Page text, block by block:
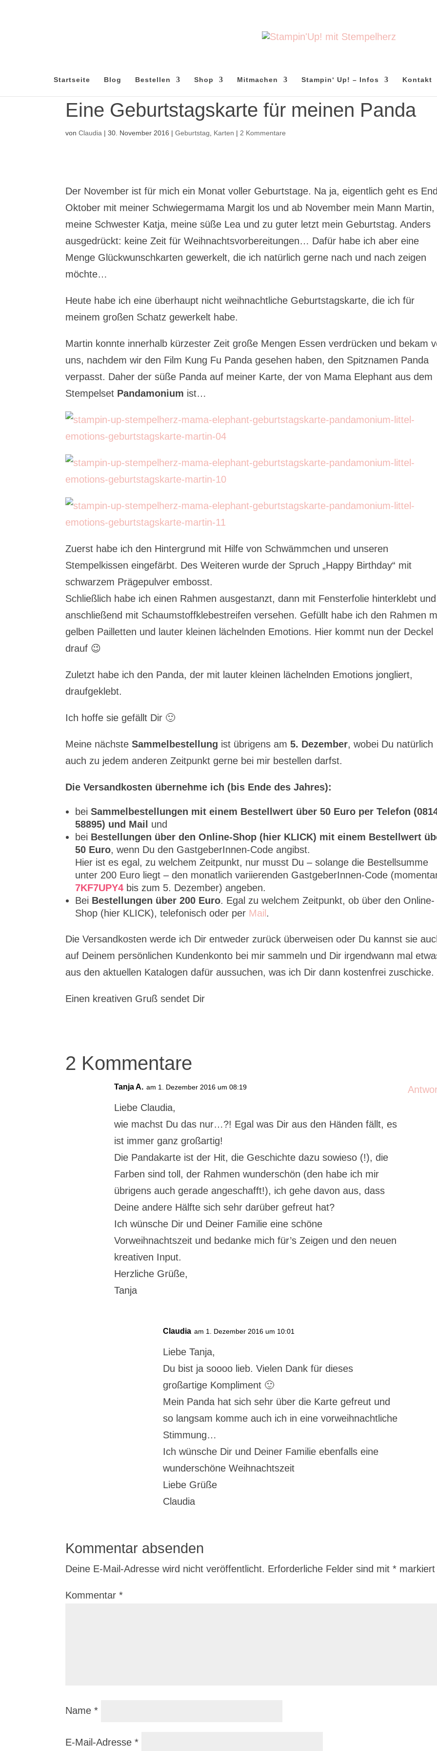
Startseite Blog Bestellen Shop Mitmachen Stampin‘ Up! – Infos Kontakt
Eine Geburtstagskarte für meinen Panda
vonClaudia |30. November 2016 |Geburtstag Karten | 2 Kommentare
Der November ist für mich ein Monat voller Geburtstage. Na ja, eigentlich geht es
Oktober mit meiner Schwiegermama Margit los und ab November mein Mann Martin,
meine Schwester Katja, meine süße Lea und zu guter letzt mein Geburtstag. Anders
ausgedrückt: keine Zeit für Weihnachtsvorbereitungen… Dafür habe ich aber eine
Menge Glückwunschkarten gewerkelt, die ich natürlich gerne nach und nach zeigen
möchte…
Heute habe ich eine überhaupt nicht weihnachtliche Geburtstagskarte, die ich für
meinem großen Schatz gewerkelt habe.
Martin konnte innerhalb kürzester Zeit große Mengen Essen verdrücken und bekam
uns, nachdem wir den Film Kung Fu Panda gesehen haben, den Spitznamen Panda
verpasst. Daher der süße Panda auf meiner Karte, der von Mama Elephant aus dem
Stempelset Pandamonium ist…
Zuerst habe ich den Hintergrund mit Hilfe von Schwämmchen und unseren
Stempelkissen eingefärbt. Des Weiteren wurde der Spruch „Happy Birthday“ mit
schwarzem Prägepulver embosst.
Schließlich habe ich einen Rahmen ausgestanzt, dann mit Fensterfolie hinterklebt und
anschließend mit Schaumstoffklebestreifen versehen. Gefüllt habe ich den Rahmen
gelben Pailletten und lauter kleinen lächelnden Emotions. Hier kommt nun der Deckel
drauf 😉
Zuletzt habe ich den Panda, der mit lauter kleinen lächelnden Emotions jongliert,
draufgeklebt.
Ich hoffe sie gefällt Dir 🙂
Meine nächsteSammelbestellung ist übrigens am5. Dezember, wobei Du natürlich
auch zu jedem anderen Zeitpunkt gerne bei mir bestellen darfst.
Die Versandkosten übernehme ich (bis Ende des Jahres):
beiSammelbestellungen mit einem Bestellwert über 50 Euro per Telefon
58895) und Mail und
bei Bestellungen über den Online-Shop (hier KLICK) mit einem Bestellwert
50 Euro, wenn Du den GastgeberInnen-Code angibst.
Hier ist es egal, zu welchem Zeitpunkt, nur musst Du – solange die Bestellsumme
unter 200 Euro liegt – den monatlich variierenden GastgeberInnen-Code
7KF7UPY4 bis zum 5. Dezember) angeben.
Bei Bestellungen über 200 Euro. Egal zu welchem Zeitpunkt, ob über den Online-
Shop (hier KLICK), telefonisch oder per Mail .
Die Versandkosten werde ich Dir entweder zurück überweisen oder Du kannst sie
auf Deinem persönlichen Kundenkonto bei mir sammeln und Dir irgendwann mal
aus den aktuellen Katalogen dafür aussuchen, was ich Dir dann kostenfrei zuschicke.
Einen kreativen Gruß sendet Dir
2 Kommentare
Tanja A. am 1. Dezember 2016 um 08:19
Liebe Claudia,
wie machst Du das nur…?! Egal was Dir aus den Händen fällt, es
ist immer ganz großartig!
Die Pandakarte ist der Hit, die Geschichte dazu sowieso (!), die
Farben sind toll, der Rahmen wunderschön (den habe ich mir
übrigens auch gerade angeschafft!), ich gehe davon aus, dass
Deine andere Hälfte sich sehr darüber gefreut hat?
Ich wünsche Dir und Deiner Familie eine schöne
Vorweihnachtszeit und bedanke mich für’s Zeigen und den neuen
kreativen Input.
Herzliche Grüße,
Tanja
Claudia am 1. Dezember 2016 um 10:01
Liebe Tanja,
Du bist ja soooo lieb. Vielen Dank für dieses
großartige Kompliment 🙂
Mein Panda hat sich sehr über die Karte gefreut und
so langsam komme auch ich in eine vorweihnachtliche
Stimmung…
Ich wünsche Dir und Deiner Familie ebenfalls eine
wunderschöne Weihnachtszeit
Liebe Grüße
Claudia
Kommentar absenden
Deine E-Mail-Adresse wird nicht veröffentlicht. Erforderliche Felder sind mit* markiert
Kommentar*
Name*
E-Mail-Adresse*